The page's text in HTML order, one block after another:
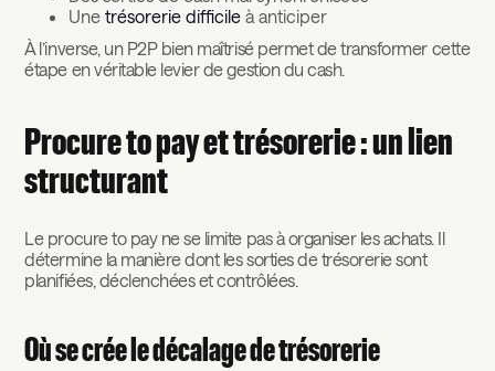
Unetrésorerie difficile à anticiper
À l’inverse, un P2P bien maîtrisé permet de transformer cette
étape en véritable levier de gestion du cash.
Procure to pay et trésorerie : un lien
structurant
Le procure to pay ne se limite pas à organiser les achats. Il
détermine la manière dont les sorties de trésorerie sont
planifiées, déclenchées et contrôlées.
Où se crée le décalage de trésorerie